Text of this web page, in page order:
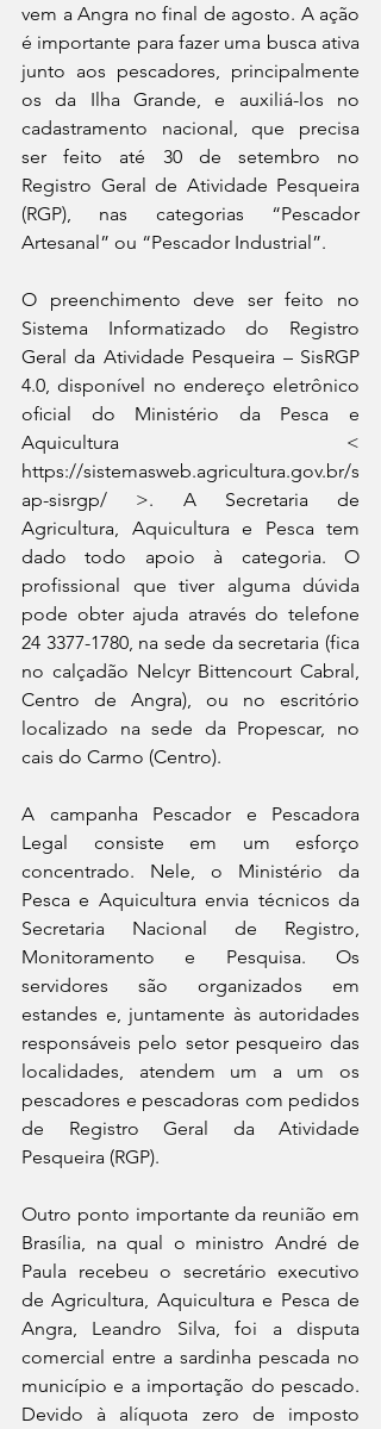
vem a Angra no final de agosto. A ação
é importante para fazer uma busca ativa
junto aos pescadores, principalmente
os da Ilha Grande, e auxiliá-los no
cadastramento nacional, que precisa
ser feito até 30 de setembro no
Registro Geral de Atividade Pesqueira
(RGP), nas categorias “Pescador
Artesanal” ou “Pescador Industrial”.
O preenchimento deve ser feito no
Sistema Informatizado do Registro
Geral da Atividade Pesqueira – SisRGP
4.0, disponível no endereço eletrônico
oﬁcial do Ministério da Pesca e
Aquicultura <
https://sistemasweb.agricultura.gov.br/s
ap-sisrgp/ >. A Secretaria de
Agricultura, Aquicultura e Pesca tem
dado todo apoio à categoria. O
profissional que tiver alguma dúvida
pode obter ajuda através do telefone
24 3377-1780, na sede da secretaria (fica
no calçadão Nelcyr Bittencourt Cabral,
Centro de Angra), ou no escritório
localizado na sede da Propescar, no
cais do Carmo (Centro).
A campanha Pescador e Pescadora
Legal consiste em um esforço
concentrado. Nele, o Ministério da
Pesca e Aquicultura envia técnicos da
Secretaria Nacional de Registro,
Monitoramento e Pesquisa. Os
servidores são organizados em
estandes e, juntamente às autoridades
responsáveis pelo setor pesqueiro das
localidades, atendem um a um os
pescadores e pescadoras com pedidos
de Registro Geral da Atividade
Pesqueira (RGP).
Outro ponto importante da reunião em
Brasília, na qual o ministro André de
Paula recebeu o secretário executivo
de Agricultura, Aquicultura e Pesca de
Angra, Leandro Silva, foi a disputa
comercial entre a sardinha pescada no
município e a importação do pescado.
Devido à alíquota zero de imposto